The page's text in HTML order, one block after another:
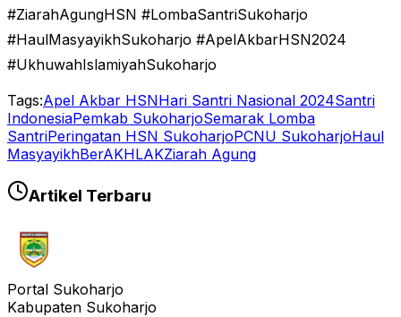
#ZiarahAgungHSN #LombaSantriSukoharjo
#HaulMasyayikhSukoharjo #ApelAkbarHSN2024
#UkhuwahIslamiyahSukoharjo
Tags:Apel Akbar HSNHari Santri Nasional 2024Santri
IndonesiaPemkab SukoharjoSemarak Lomba
SantriPeringatan HSN SukoharjoPCNU SukoharjoHaul
MasyayikhBerAKHLAKZiarah Agung
Artikel Terbaru
Portal Sukoharjo
Kabupaten Sukoharjo